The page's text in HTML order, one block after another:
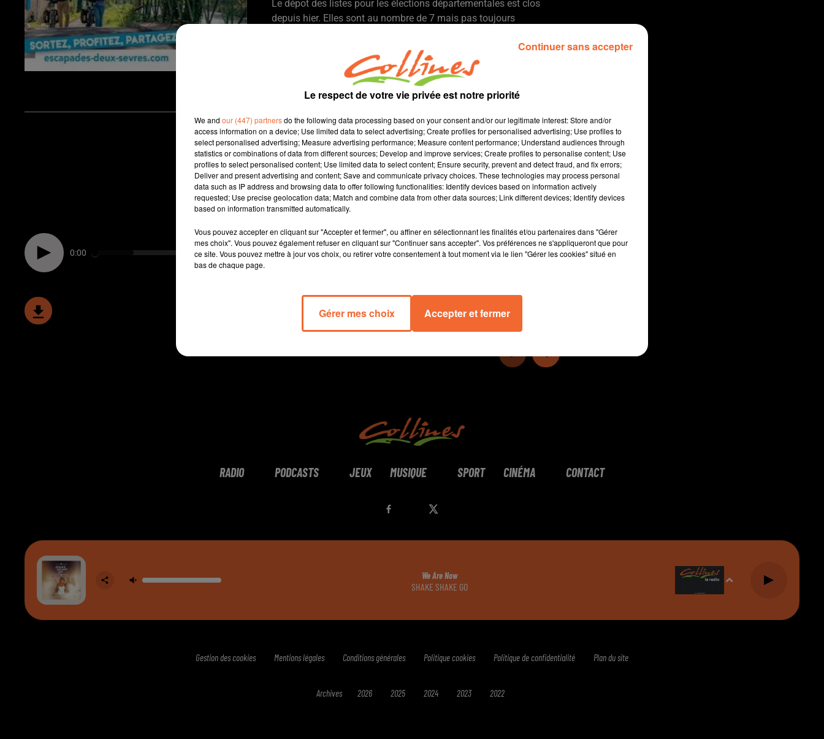
Le dépot des listes pour les élections départementales est clos
depuis hier. Elles sont au nombre de 7 mais pas toujours
Menacé de fermeture, le commerce multi service de St Aubin du
Plain rouvrira dès le début de la semaine prochaine grâce à
l'action de la municipalité.
Crise sanitaire oblige, la ville de Cerizay réajuste ses
subventions à certaines associations, parfois même à la
demande de ces dernières.
Le département des Deux-Sèvres lance sa campagne de
séduction à l'approche de l'été : le slogan retenu "Sortez,
Profitez, Partagez".
Ce dimanche, pour la reprise des visites touristiques guidées sur
0:00 13 min 32 sec
RADIO PODCASTS JEUX MUSIQUE SPORT CINÉMA CONTACT
We Are Now
SHAKE SHAKE GO
Gestion des cookies Mentions légales Conditions générales Politique cookies Politique de confidentialité Plan du site
Archives 2026 2025 2024 2023 2022
Le respect de votre vie privée est notre priorité
We and our (447) partnersdo the following data processing based on your consent and/or our legitimate interest: Store and/or
access information on a device; Use limited data to select advertising; Create profiles for personalised advertising; Use profiles to
select personalised advertising; Measure advertising performance; Measure content performance; Understand audiences through
statistics or combinations of data from different sources; Develop and improve services; Create profiles to personalise content; Use
profiles to select personalised content; Use limited data to select content; Ensure security, prevent and detect fraud, and fix errors;
Deliver and present advertising and content; Save and communicate privacy choices. These technologies may process personal
data such as IP address and browsing data to offer following functionalities: Identify devices based on information actively
requested; Use precise geolocation data; Match and combine data from other data sources; Link different devices; Identify devices
based on information transmitted automatically.
Vous pouvez accepter en cliquant sur "Accepter et fermer", ou affiner en sélectionnant les finalités et/ou partenaires dans "Gérer
mes choix". Vous pouvez également refuser en cliquant sur "Continuer sans accepter". Vos préférences ne s'appliqueront que pour
ce site. Vous pouvez mettre à jour vos choix, ou retirer votre consentement à tout moment via le lien "Gérer les cookies" situé en
bas de chaque page.
Gérer mes choix Accepter et fermer
Continuer sans accepter